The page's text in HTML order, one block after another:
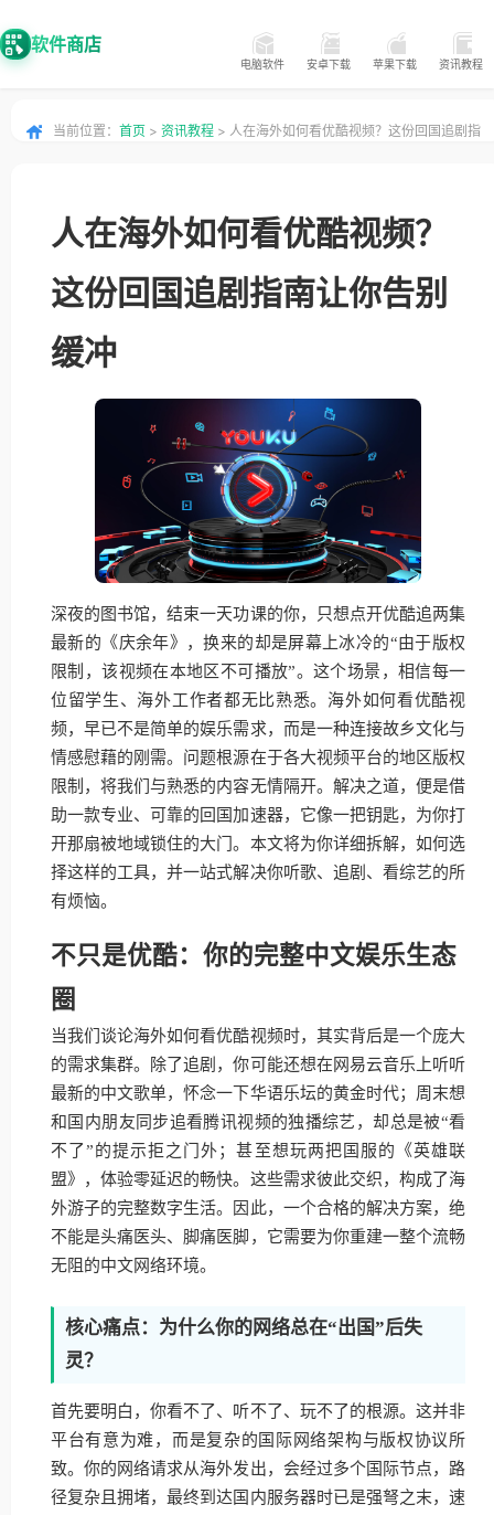
软件商店
电脑软件 安卓下载 苹果下载 资讯教程
当前位置： 首页 > 资讯教程 > 人在海外如何看优酷视频？这份回国追剧指
人在海外如何看优酷视频？
这份回国追剧指南让你告别
缓冲
深夜的图书馆，结束一天功课的你，只想点开优酷追两集
最新的《庆余年》，换来的却是屏幕上冰冷的“由于版权
限制，该视频在本地区不可播放”。这个场景，相信每一
位留学生、海外工作者都无比熟悉。海外如何看优酷视
频，早已不是简单的娱乐需求，而是一种连接故乡文化与
情感慰藉的刚需。问题根源在于各大视频平台的地区版权
限制，将我们与熟悉的内容无情隔开。解决之道，便是借
助一款专业、可靠的回国加速器，它像一把钥匙，为你打
开那扇被地域锁住的大门。本文将为你详细拆解，如何选
择这样的工具，并一站式解决你听歌、追剧、看综艺的所
有烦恼。
不只是优酷：你的完整中文娱乐生态
圈
当我们谈论海外如何看优酷视频时，其实背后是一个庞大
的需求集群。除了追剧，你可能还想在网易云音乐上听听
最新的中文歌单，怀念一下华语乐坛的黄金时代；周末想
和国内朋友同步追看腾讯视频的独播综艺，却总是被“看
不了”的提示拒之门外；甚至想玩两把国服的《英雄联
盟》，体验零延迟的畅快。这些需求彼此交织，构成了海
外游子的完整数字生活。因此，一个合格的解决方案，绝
不能是头痛医头、脚痛医脚，它需要为你重建一整个流畅
无阻的中文网络环境。
核心痛点：为什么你的网络总在“出国”后失
灵？
首先要明白，你看不了、听不了、玩不了的根源。这并非
平台有意为难，而是复杂的国际网络架构与版权协议所
致。你的网络请求从海外发出，会经过多个国际节点，路
径复杂且拥堵，最终到达国内服务器时已是强弩之末，速